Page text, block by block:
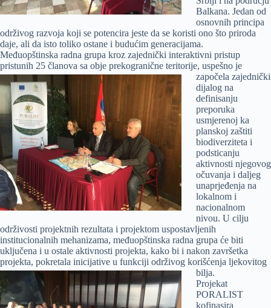
Balkana. Jedan od
osnovnih principa
održivog razvoja koji se potencira jeste da se koristi ono što priroda
daje, ali da isto toliko ostane i budućim generacijama.
Međuopštinska radna grupa kroz zajednički interaktivni pristup
pristunih 25 članova sa obje prekogranične teritorije, uspešno je
započela zajednički
dijalog na
definisanju
preporuka
usmjerenoj ka
planskoj zaštiti
biodiverziteta i
podsticanju
aktivnosti njegovog
očuvanja i daljeg
unaprjeđenja na
lokalnom i
nacionalnom
nivou. U cilju
održivosti projektnih rezultata i projektom uspostavljenih
institucionalnih mehanizama, međuopštinska radna grupa će biti
uključena i u ostale aktivnosti projekta, kako bi i nakon završetka
projekta, pokretala inicijative u funkciji održivog korišćenja ljekovitog
bilja.
Projekat
PORALIST
kofinasira